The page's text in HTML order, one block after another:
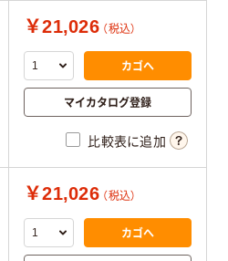
￥21,026 （税込）
カゴへ
マイカタログ登録
比較表に追加
￥21,026 （税込）
カゴへ